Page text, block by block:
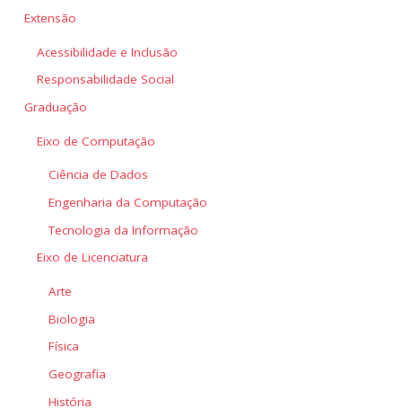
Extensão
Acessibilidade e Inclusão
Responsabilidade Social
Graduação
Eixo de Computação
Ciência de Dados
Engenharia da Computação
Tecnologia da Informação
Eixo de Licenciatura
Arte
Biologia
Física
Geografia
História